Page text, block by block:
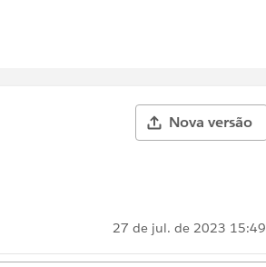
Nova versão
27 de jul. de 2023 15:49